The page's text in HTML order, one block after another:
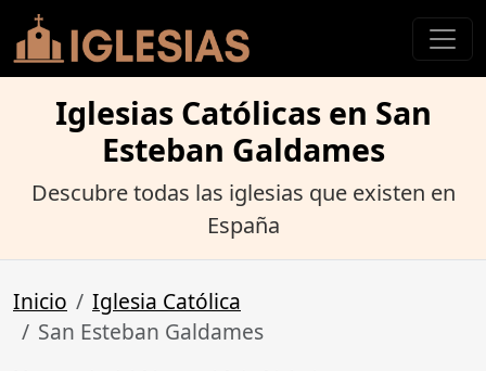
Iglesias Católicas en San
Esteban Galdames
Descubre todas las iglesias que existen en
España
Inicio
Iglesia Católica
San Esteban Galdames